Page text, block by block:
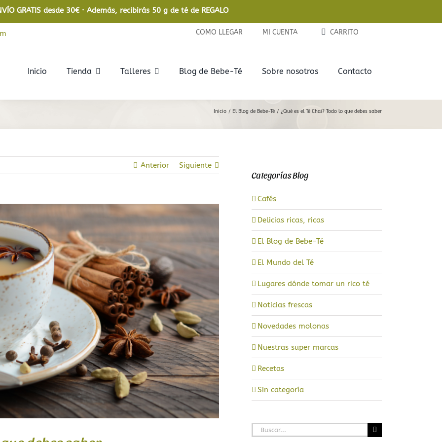
GRATIS desde 30€ · Además, recibirás 50 g de té de REGALO
COMO LLEGAR MI CUENTA CARRITO
Inicio Tienda
Rooibos De frutas
Relajantes
Infusiones de Temporada
Complementos
Tazas y Termos
Delicias
Chocolates
Talleres Blog de Bebe-Té Sobre nosotros Contacto
Inicio El Blog de Bebe-Té ¿Qué es el Té Chai? Todo lo que debes saber
Anterior Siguiente
Categorías Blog
Cafés
Delicias ricas, ricas
El Blog de Bebe-Té
El Mundo del Té
Lugares dónde tomar un rico té
Noticias frescas
Novedades molonas
Nuestras super marcas
Recetas
Sin categoría
Buscar: